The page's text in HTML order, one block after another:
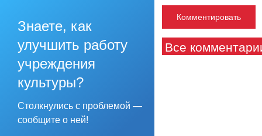
Знаете, как
улучшить работу
учреждения
культуры?
Столкнулись с проблемой —
сообщите о ней!
Все